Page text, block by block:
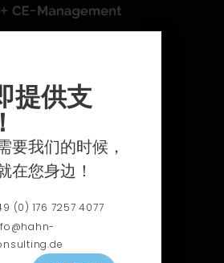
巴特诺海姆
提供支
要我们的时候，
在您身边！
(0) 176 7257 4077